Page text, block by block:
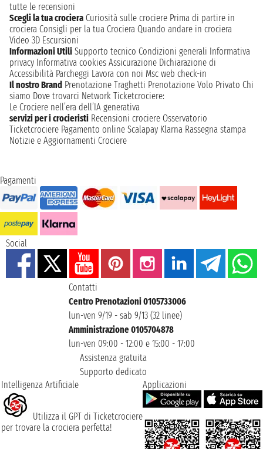
tutte le recensioni
Scegli la tua crociera Curiosità sulle crociere Prima di partire in
crociera Consigli per la tua Crociera Quando andare in crociera
Video 3D Escursioni
Informazioni Utili Supporto tecnico Condizioni generali Informativa
privacy Informativa cookies Assicurazione Dichiarazione di
Accessibilità Parcheggi Lavora con noi Msc web check-in
Il nostro Brand Prenotazione Traghetti Prenotazione Volo Privato Chi
siamo Dove trovarci Network Ticketcrociere:
Le Crociere nell’era dell’IA generativa
servizi per i crocieristi Recensioni crociere Osservatorio
Ticketcrociere Pagamento online Scalapay Klarna Rassegna stampa
Notizie e Aggiornamenti Crociere
Pagamenti
Social
Contatti
Centro Prenotazioni 0105733006
lun-ven 9/19 - sab 9/13 (32 linee)
Amministrazione 0105704878
lun-ven 09:00 - 12:00 e 15:00 - 17:00
Assistenza gratuita
Supporto dedicato
Intelligenza Artificiale
Utilizza il GPT di Ticketcrociere
per trovare la crociera perfetta!
Applicazioni